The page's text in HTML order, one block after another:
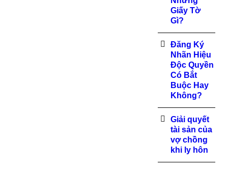
Giấy Tờ
Gì?
Đăng Ký
Nhãn Hiệu
Độc Quyền
Có Bắt
Buộc Hay
Không?
Giải quyết
tài sản của
vợ chồng
khi ly hôn